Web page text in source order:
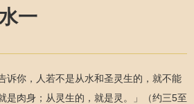
一
诉你，人若不是从水和圣灵生的，就不能
是肉身；从灵生的，就是灵。」（约三5至